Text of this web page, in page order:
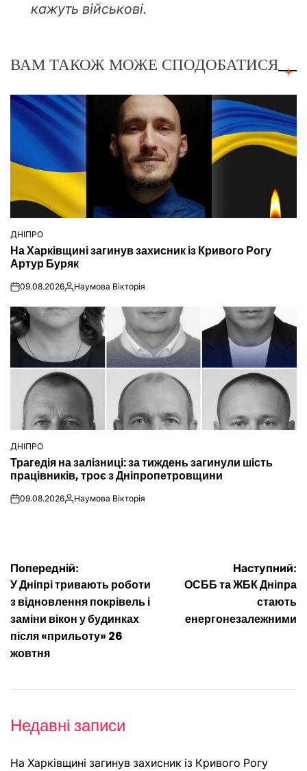
кажуть військові.
ВАМ ТАКОЖ МОЖЕ СПОДОБАТИСЯ
ОПУБЛІКУВАТИ
У
ДНІПРО
На Харківщині загинув захисник із Кривого Рогу
Артур Буряк
on09.08.2026Опубліковано
Наумова Вікторія
ОПУБЛІКУВАТИ
ДНІПРО
Трагедія на залізниці: за тиждень загинули шість
працівників, троє з Дніпропетровщини
on09.08.2026Опубліковано
Наумова Вікторія
Навігація
записів
Попередній:
У Дніпрі тривають роботи
з відновлення покрівель і
заміни вікон у будинках
після «прильоту» 26
жовтня
Наступний:
ОСББ та ЖБК Дніпра
стають
енергонезалежними
Недавні записи
На Харківщині загинув захисник із Кривого Рогу